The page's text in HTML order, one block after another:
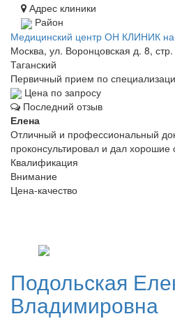
Адрес клиники
Район
Медицинский центр ОН КЛИНИК на
Москва, ул. Воронцовская д. 8, стр.
Таганский
Первичный прием по
Цена по запросу
Последний отзыв
Елена
Отличный и профессиональный
проконсультировал и дал хорошие
Квалификация
Внимание
Цена-качество
Подольская
Владимировна